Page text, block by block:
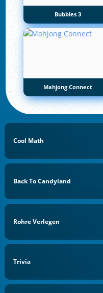
Bubbles 3
Mahjong Connect
Cool Math
Back To Candyland
Rohre Verlegen
Trivia